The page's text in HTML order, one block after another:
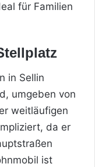
für Familien
in Sellin
umgeben von
weitläufigen
da er
ist